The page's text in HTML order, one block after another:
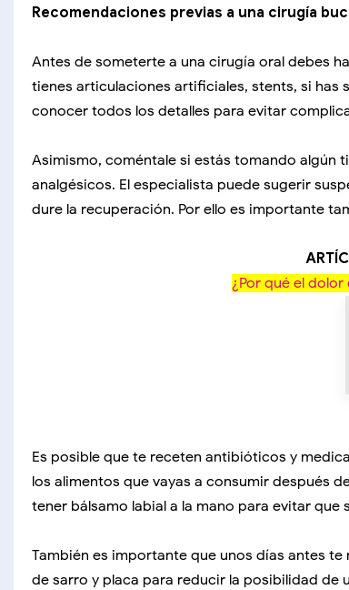
Recomendaciones previas a una cirugía
Antes de someterte a una cirugía oral debes
tienes articulaciones artificiales, stents, si
conocer todos los detalles para evitar
Asimismo, coméntale si estás tomando
analgésicos. El especialista puede sugerir
dure la recuperación. Por ello es importante
¿Por qué el
Es posible que te receten antibióticos y
los alimentos que vayas a consumir después
tener bálsamo labial a la mano para evitar que
También es importante que unos días antes
de sarro y placa para reducir la posibilidad